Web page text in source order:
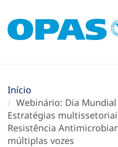
Início
Webinário: Dia Mundial
Estratégias
Resistência
múltiplas vozes